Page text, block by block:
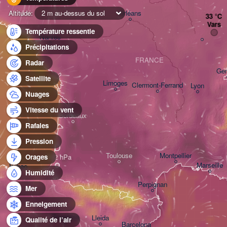
Altitude:
2 m au-dessus du sol
Température ressentie
Précipitations
Radar
Satellite
Nuages
Vitesse du vent
Rafales
Pression
Orages
Humidité
Mer
Enneigement
Qualité de l’air
Zaragoza
Bordeaux
Nantes
Bilbao
Barcelona
Lyon
Marseille
Montpellier
Orléans
Perpignan
Lleida
Clermont-Ferrand
Limoges
Toulouse
FRANCE
Vars
D